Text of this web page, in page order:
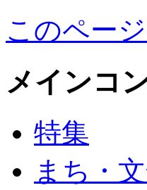
このペー
メインコ
特集
まち・